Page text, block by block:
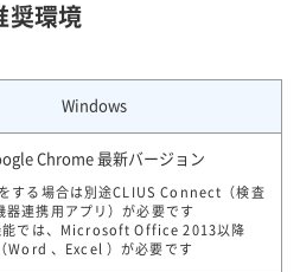
奨環境
Windows
Chrome 最新バージョン
する場合は別途CLIUS Connect（検査
器連携用アプリ）が必要です
能では、Microsoft Office 2013以降
（Word 、Excel ）が必要です